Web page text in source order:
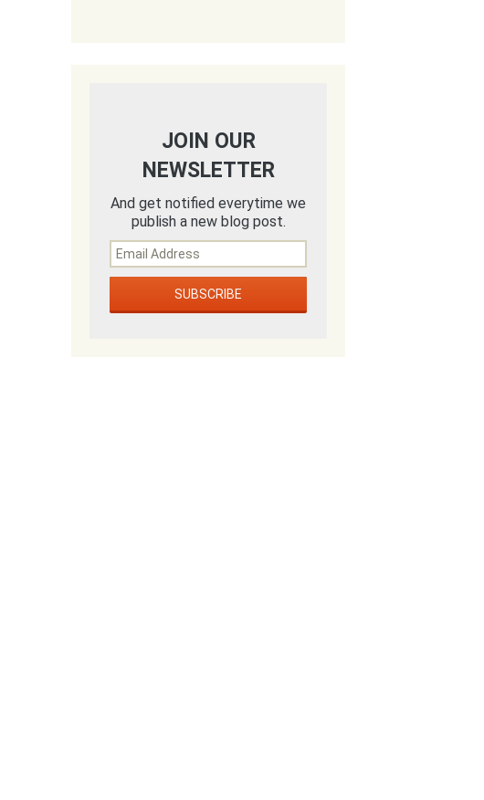
JOIN OUR
NEWSLETTER
And get notified everytime we
publish a new blog post.